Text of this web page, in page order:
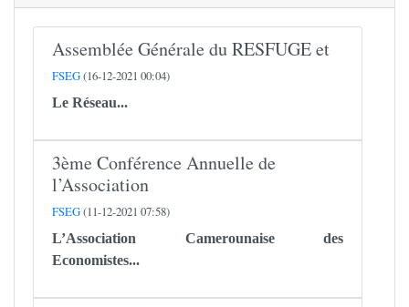
Assemblée Générale du RESFUGE et
FSEG(16-12-2021 00:04)
Le Réseau...
3ème Conférence Annuelle de
l’Association
FSEG(11-12-2021 07:58)
L’Association Camerounaise des
Economistes...